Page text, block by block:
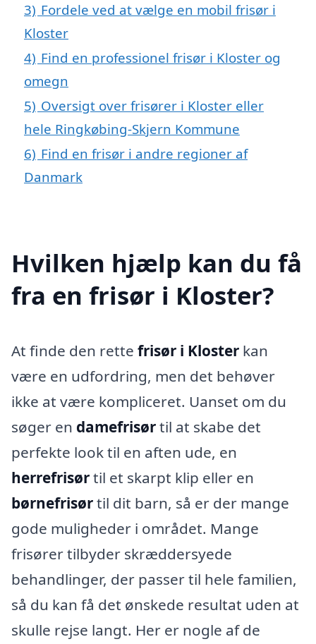
3) Fordele ved at vælge en mobil frisør i
Kloster
4) Find en professionel frisør i Kloster og
omegn
5) Oversigt over frisører i Kloster eller
hele Ringkøbing-Skjern Kommune
6) Find en frisør i andre regioner af
Danmark
Hvilken hjælp kan du få
fra en frisør i Kloster?
At finde den rette frisør i Kloster kan
være en udfordring, men det behøver
ikke at være kompliceret. Uanset om du
søger en damefrisørtil at skabe det
perfekte look til en aften ude, en
herrefrisørtil et skarpt klip eller en
børnefrisørtil dit barn, så er der mange
gode muligheder i området. Mange
frisører tilbyder skræddersyede
behandlinger, der passer til hele familien,
så du kan få det ønskede resultat uden at
skulle rejse langt. Her er nogle af de